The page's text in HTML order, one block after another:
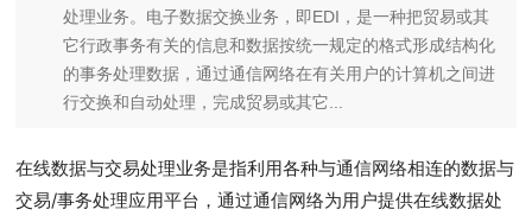
处理业务。电子数据交换业务，即EDI，是一种把贸易或其
它行政事务有关的信息和数据按统一规定的格式形成结构化
的事务处理数据，通过通信网络在有关用户的计算机之间进
行交换和自动处理，完成贸易或其它...
在线数据与交易处理业务是指利用各种与通信网络相连的数据与
交易/事务处理应用平台，通过通信网络为用户提供在线数据处